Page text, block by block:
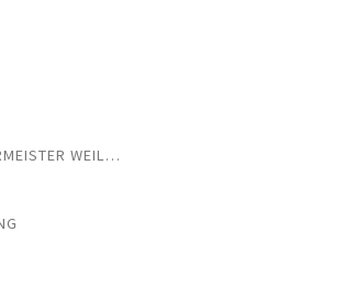
WEIL…